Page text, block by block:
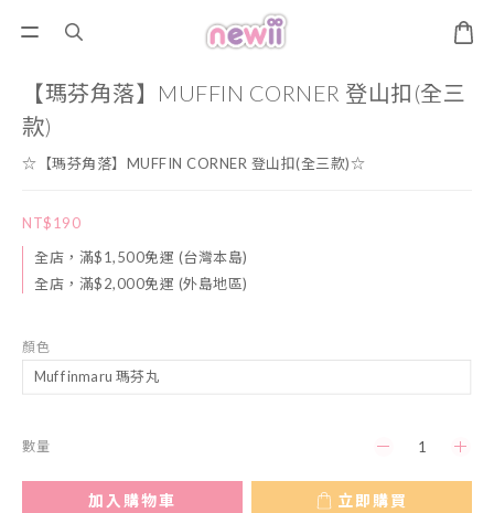
【瑪芬角落】MUFFIN CORNER 登山扣(全三
款)
☆【瑪芬角落】MUFFIN CORNER 登山扣(全三款)☆
NT$190
全店，滿$1,500免運 (台灣本島)
全店，滿$2,000免運 (外島地區)
顏色
數量
加入購物車 立即購買